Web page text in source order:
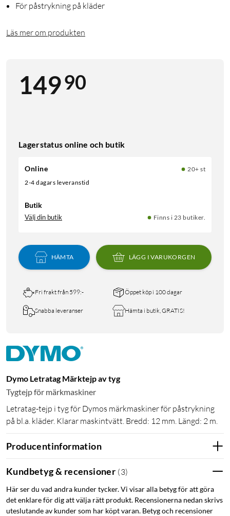
För påstrykning på kläder
Läs mer om produkten
14990
Lagerstatus online och butik
Online
20+ st
2-4 dagars leveranstid
Butik
Välj din butik Finns i 23 butiker.
HÄMTA LÄGG I VARUKORGEN
Fri frakt från 599:- Öppet köp i 100 dagar
Snabba leveranser Hämta i butik, GRATIS!
Dymo Letratag Märktejp av tyg
Tygtejp för märkmaskiner
Letratag-tejp i tyg för Dymos märkmaskiner för påstrykning
på bl.a. kläder. Klarar maskintvätt. Bredd: 12 mm. Längd: 2 m.
Producentinformation
Kundbetyg & recensioner (3)
Här ser du vad andra kunder tycker. Vi visar alla betyg för att göra
det enklare för dig att välja rätt produkt. Recensionerna nedan skrivs
uteslutande av kunder som har köpt varan. Betyg och recensioner